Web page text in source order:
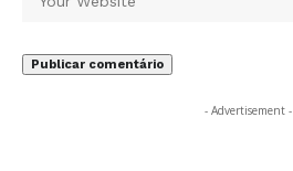
- Advertisement -